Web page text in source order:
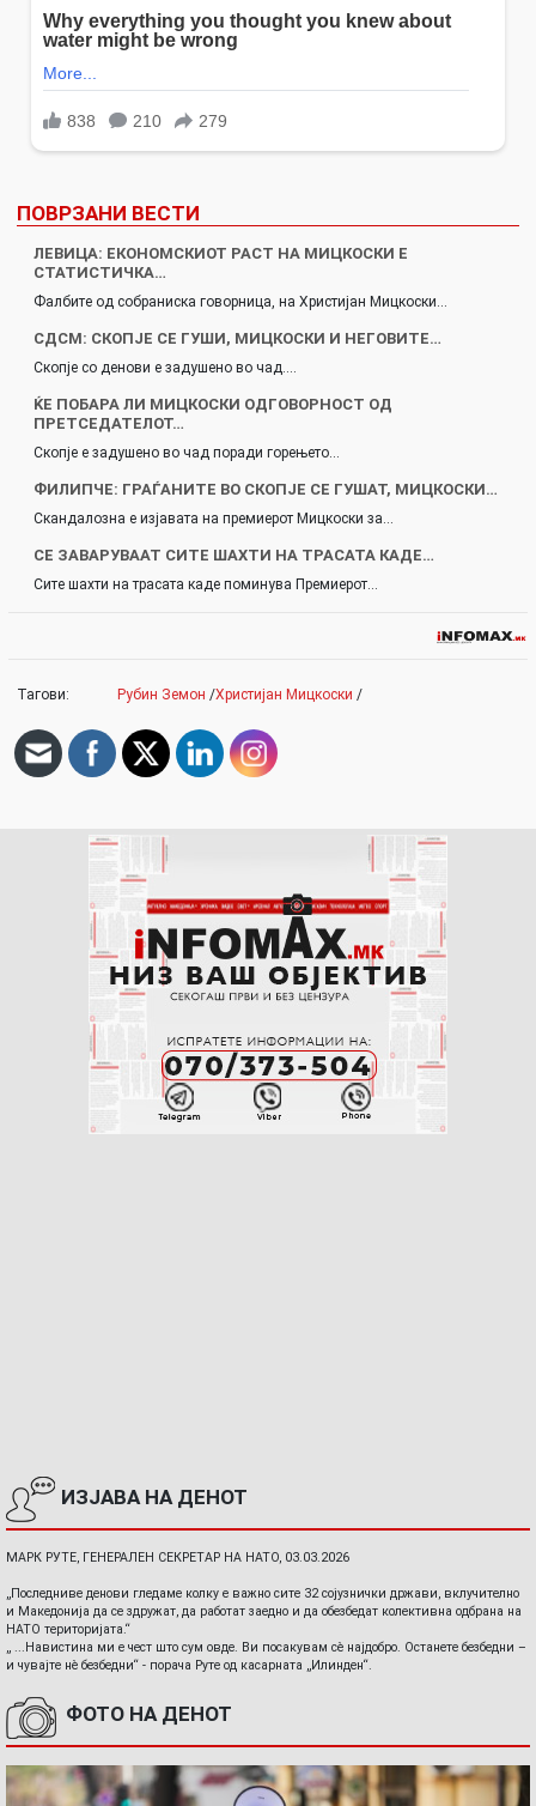
ПОВРЗАНИ ВЕСТИ
ЛЕВИЦА: ЕКОНОМСКИОТ РАСТ НА МИЦКОСКИ Е
СТАТИСТИЧКА…
Фалбите од собраниска говорница, на Христијан Мицкоски…
СДСМ: СКОПЈЕ СЕ ГУШИ, МИЦКОСКИ И НЕГОВИТЕ…
Скопје со денови е задушено во чад.…
ЌЕ ПОБАРА ЛИ МИЦКОСКИ ОДГОВОРНОСТ ОД
ПРЕТСЕДАТЕЛОТ…
Скопје е задушено во чад поради горењето…
ФИЛИПЧЕ: ГРАЃАНИТЕ ВО СКОПЈЕ СЕ ГУШАТ, МИЦКОСКИ…
Скандалозна е изјавата на премиерот Мицкоски за…
СЕ ЗАВАРУВААТ СИТЕ ШАХТИ НА ТРАСАТА КАДЕ…
Сите шахти на трасата каде поминува Премиерот…
Тагови: Рубин Земон /Христијан Мицкоски /
ИЗЈАВА НА ДЕНОТ
МАРК РУТЕ, ГЕНЕРАЛЕН СЕКРЕТАР НА НАТО, 03.03.2026
„Последниве денови гледаме колку е важно сите 32 сојузнички држави, вклучително
и Македонија да се здружат, да работат заедно и да обезбедат колективна одбрана на
НАТО територијата.“
„ ...Навистина ми е чест што сум овде. Ви посакувам сè најдобро. Останете безбедни –
и чувајте нè безбедни“ - порача Руте од касарната „Илинден“.
ФОТО НА ДЕНОТ